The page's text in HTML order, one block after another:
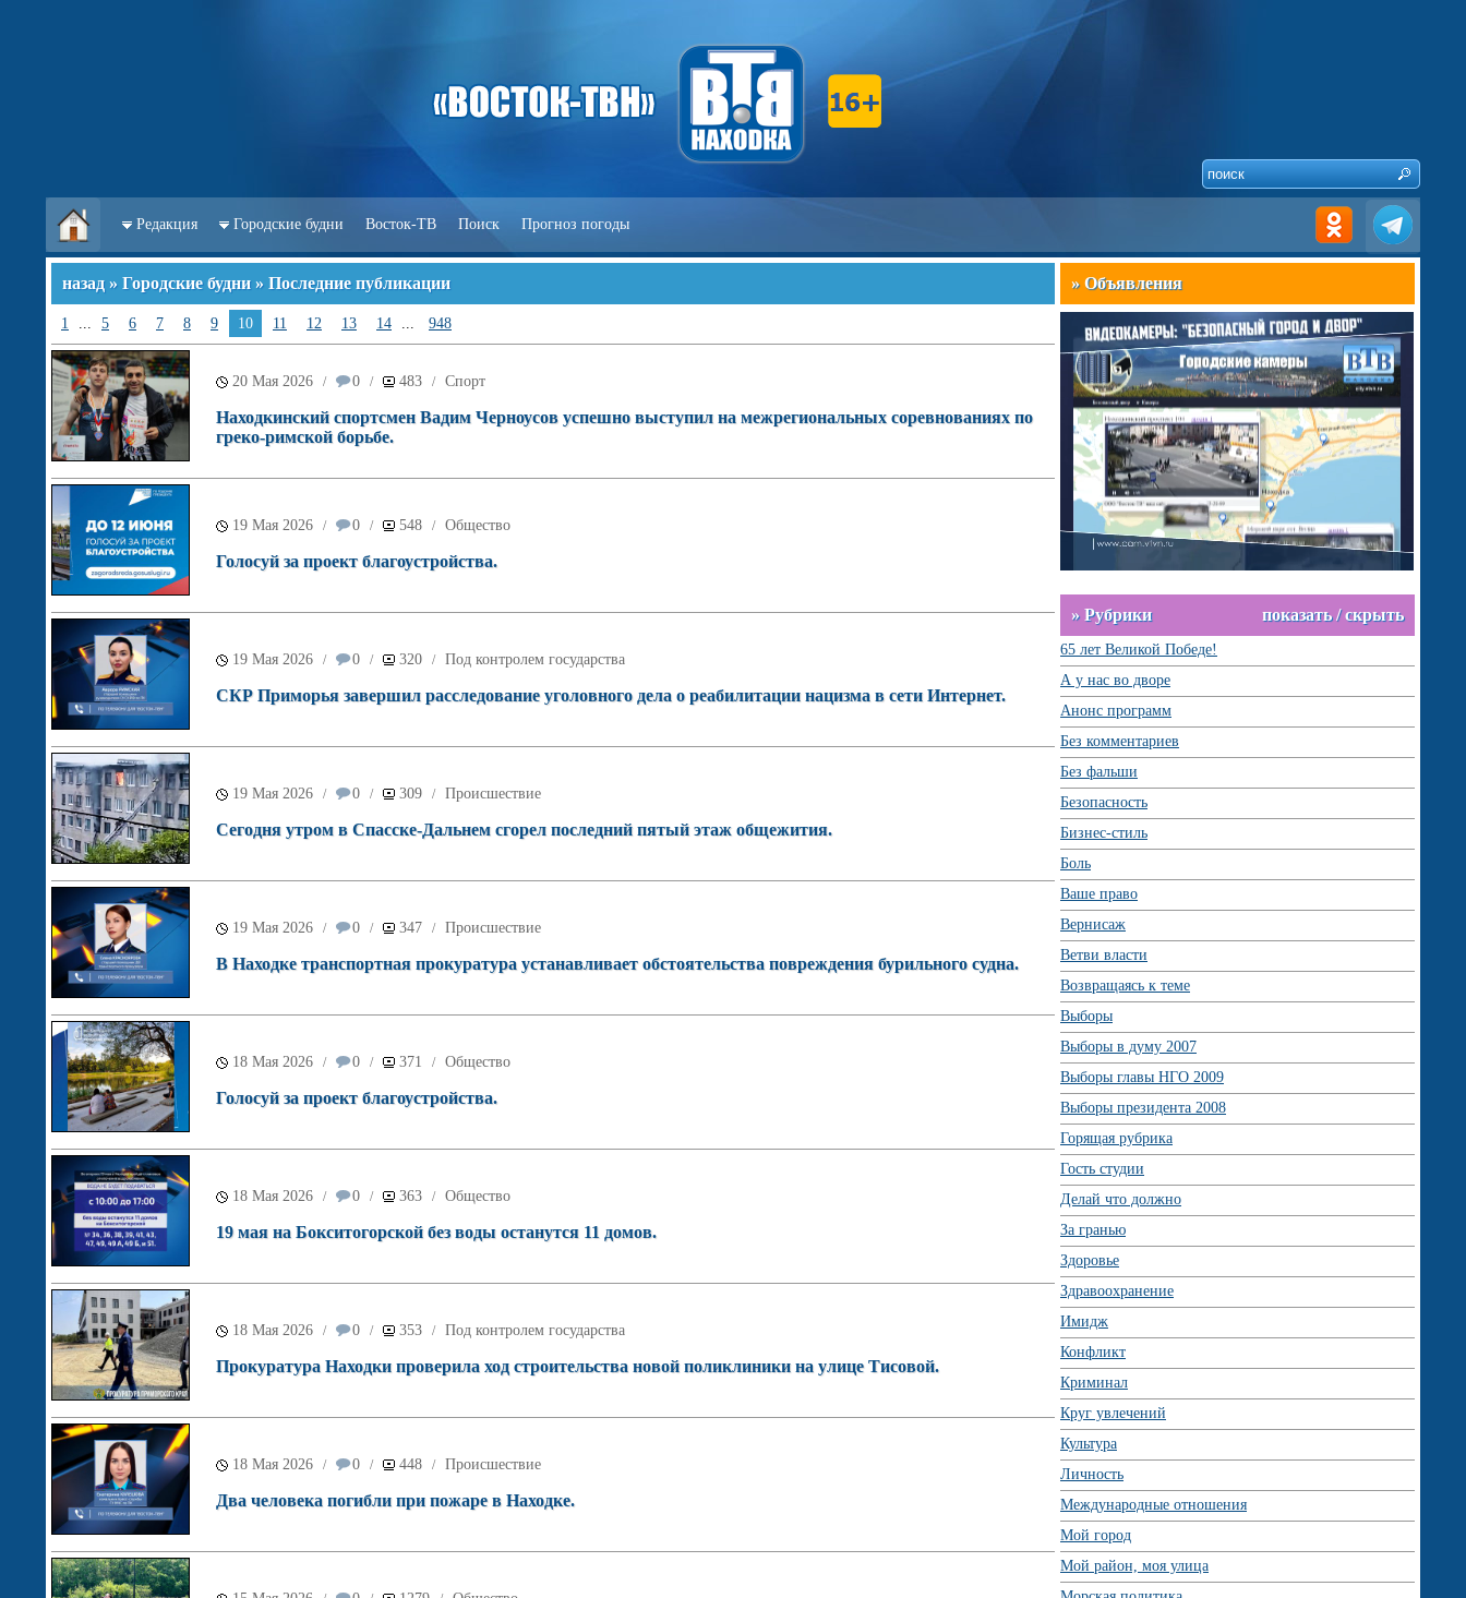
Редакция Городские будни Восток-ТВ Поиск Прогноз погоды
назад » Городские будни » Последние публикации
1 ... 5 6 7 8 9 10 11 12 13 14 ... 948
20 Мая 2026 / 0 / 483 / Спорт
Находкинский спортсмен Вадим Черноусов успешно выступил на межрегиональных соревнованиях по
греко-римской борьбе.
19 Мая 2026 / 0 / 548 / Общество
Голосуй за проект благоустройства.
19 Мая 2026 / 0 / 320 / Под контролем государства
СКР Приморья завершил расследование уголовного дела о реабилитации нацизма в сети Интернет.
19 Мая 2026 / 0 / 309 / Происшествие
Сегодня утром в Спасске-Дальнем сгорел последний пятый этаж общежития.
19 Мая 2026 / 0 / 347 / Происшествие
В Находке транспортная прокуратура устанавливает обстоятельства повреждения бурильного судна.
18 Мая 2026 / 0 / 371 / Общество
Голосуй за проект благоустройства.
18 Мая 2026 / 0 / 363 / Общество
19 мая на Бокситогорской без воды останутся 11 домов.
18 Мая 2026 / 0 / 353 / Под контролем государства
Прокуратура Находки проверила ход строительства новой поликлиники на улице Тисовой.
18 Мая 2026 / 0 / 448 / Происшествие
Два человека погибли при пожаре в Находке.
» Объявления
» Рубрики показать / скрыть
65 лет Великой Победе!
А у нас во дворе
Анонс программ
Без комментариев
Без фальши
Безопасность
Бизнес-стиль
Боль
Ваше право
Вернисаж
Ветви власти
Возвращаясь к теме
Выборы
Выборы в думу 2007
Выборы главы НГО 2009
Выборы президента 2008
Горящая рубрика
Гость студии
Делай что должно
За гранью
Здоровье
Здравоохранение
Имидж
Конфликт
Криминал
Круг увлечений
Культура
Личность
Международные отношения
Мой город
Мой район, моя улица